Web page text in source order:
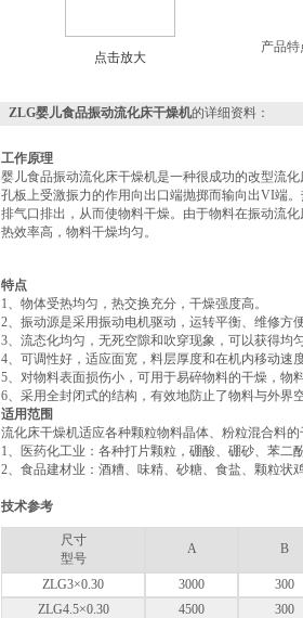
点击放大
产品特
ZLG婴儿食品振动流化床干燥机的详细资料：
工作原理
婴儿食品振动流化床干燥机是一种很成功的改型流
孔板上受激振力的作用向出口端抛掷而输向出VI端
排气口排出，从而使物料干燥。由于物料在振动流
热效率高，物料干燥均匀。
特点
1、物体受热均匀，热交换充分，干燥强度高。
2、振动源是采用振动电机驱动，运转平衡、维修方
3、流态化均匀，无死空隙和吹穿现象，可以获得均
4、可调性好，适应面宽，料层厚度和在机内移动速
5、对物料表面损伤小，可用于易碎物料的干燥，物
6、采用全封闭式的结构，有效地防止了物料与外界
适用范围
流化床干燥机适应各种颗粒物料晶体、粉粒混合料
1、医药化工业：各种打片颗粒，硼酸、硼砂、苯二
2、食品建材业：酒糟、味精、砂糖、食盐、颗粒状
技术参考
尺寸
型号
A B
ZLG3×0.30 3000
300
ZLG4.5×0.30
4500
300